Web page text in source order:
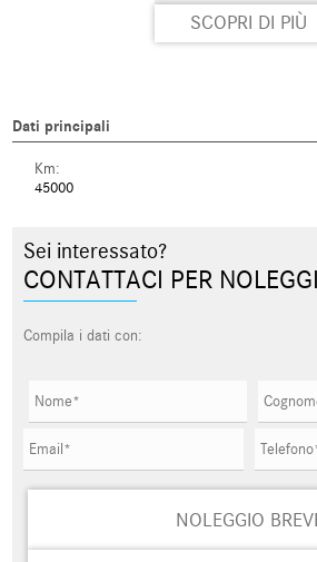
SCOPRI DI PIÙ
Dati principali
Km:
45000
Sei interessato?
CONTATTACI PER
Compila i dati con:
NOLEGGIO